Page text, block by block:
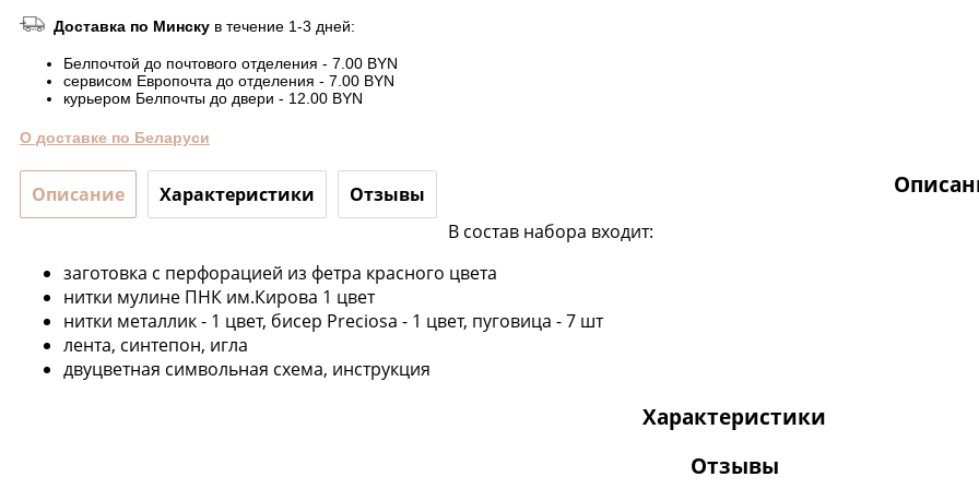
Доставка по Минску в течение 1-3 дней:
Белпочтой до почтового отделения - 7.00 BYN
сервисом Европочта до отделения - 7.00 BYN
курьером Белпочты до двери - 12.00 BYN
О доставке по Беларуси
Описание Характеристики Отзывы
В состав набора входит:
заготовка с перфорацией из фетра красного цвета
нитки мулине ПНК им.Кирова 1 цвет
нитки металлик - 1 цвет, бисер Preciosa - 1 цвет, пуговица - 7 шт
лента, синтепон, игла
двуцветная символьная схема, инструкция
Характеристики
Отзывы